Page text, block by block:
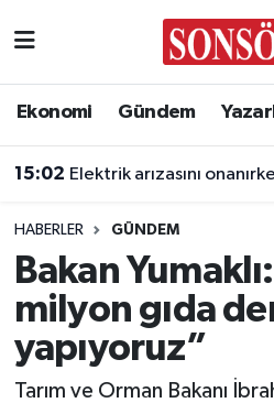
Ekonomi Gündem
15:02 Elektrik arızasını
HABERLER GÜNDEM
Bakan
milyon gıda
yapıyoruz”
Tarım ve Orman Bakanı
Asayiş
Biyografi
Çevre
Diğer
Ankara Nöbetçi
Ankara Trafik Yoğunluk
Süper Lig Puan Durumu
Tüm Manşetler